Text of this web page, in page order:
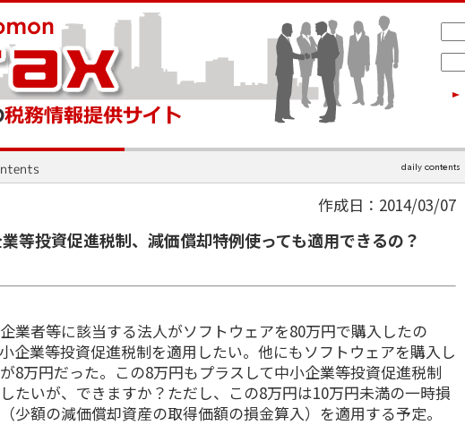
作成日：2014/03/07
等投資促進税制、減価償却特例使っても適用できるの？
業者等に該当する法人がソフトウェアを80万円で購入したの
企業等投資促進税制を適用したい。他にもソフトウェアを購入し
8万円だった。この8万円もプラスして中小企業等投資促進税制
たいが、できますか？ただし、この8万円は10万円未満の一時損
少額の減価償却資産の取得価額の損金算入）を適用する予定。